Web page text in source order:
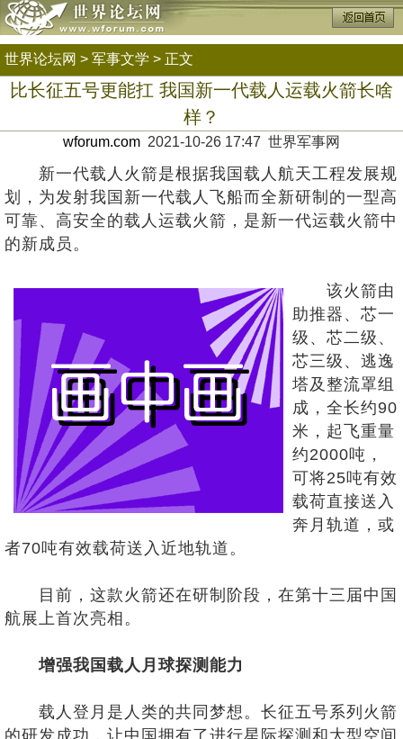
世界论坛网 > 军事文学 > 正文
比长征五号更能扛 我国新一代载人运载火箭长啥
样？
wforum.com 2021-10-26 17:47 世界军事网
新一代载人火箭是根据我国载人航天工程发展规
划，为发射我国新一代载人飞船而全新研制的一型高
可靠、高安全的载人运载火箭，是新一代运载火箭中
的新成员。
该火箭由
助推器、芯一
级、芯二级、
芯三级、逃逸
塔及整流罩组
成，全长约90
米，起飞重量
约2000吨，
可将25吨有效
载荷直接送入
奔月轨道，或
者70吨有效载荷送入近地轨道。
目前，这款火箭还在研制阶段，在第十三届中国
航展上首次亮相。
增强我国载人月球探测能力
载人登月是人类的共同梦想。长征五号系列火箭
的研发成功，让中国拥有了进行星际探测和大型空间